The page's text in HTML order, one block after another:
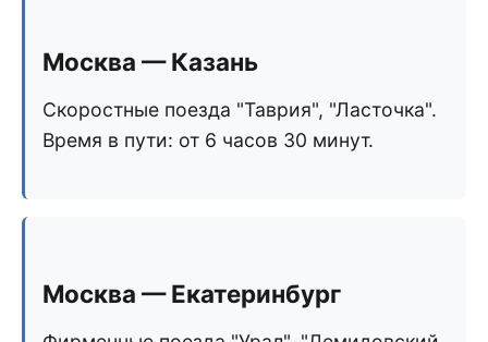
Москва — Казань
Скоростные поезда "Таврия", "Ласточка".
Время в пути: от 6 часов 30 минут.
Москва — Екатеринбург